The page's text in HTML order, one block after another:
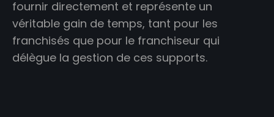
fournir directement et représente un
véritable gain de temps, tant pour les
franchisés que pour le franchiseur qui
délègue la gestion de ces supports.